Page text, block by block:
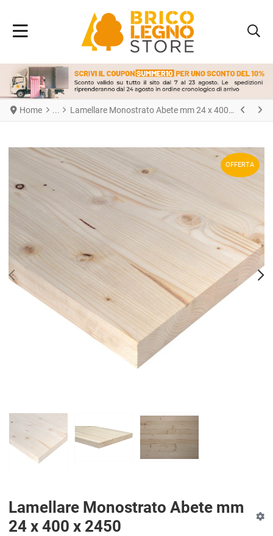
Home Lamellare Monostrato Abete mm 24 x 400 x 2450
PREV
OFFERTA
Lamellare Monostrato Abete mm
24 x 400 x 2450